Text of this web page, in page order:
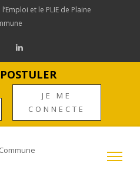
et le PLIE de Plaine
JE ME
CONNECTE